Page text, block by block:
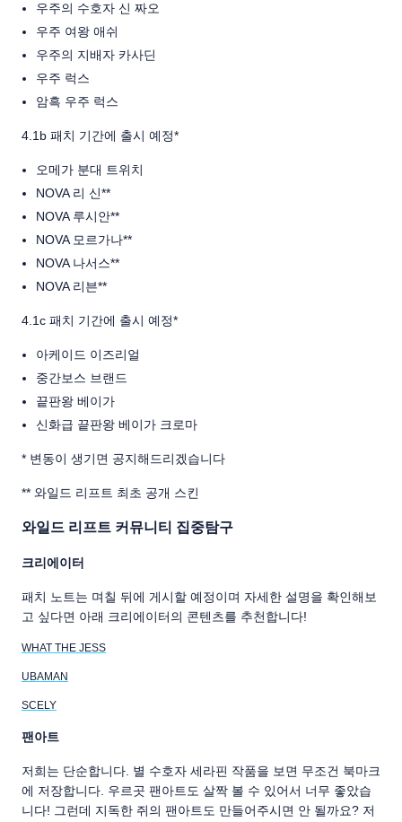
우주의 수호자 신 짜오
우주 여왕 애쉬
우주의 지배자 카사딘
우주 럭스
암흑 우주 럭스
4.1b 패치 기간에 출시 예정*
오메가 분대 트위치
NOVA 리 신**
NOVA 루시안**
NOVA 모르가나**
NOVA 나서스**
NOVA 리븐**
4.1c 패치 기간에 출시 예정*
아케이드 이즈리얼
중간보스 브랜드
끝판왕 베이가
신화급 끝판왕 베이가 크로마
* 변동이 생기면 공지해드리겠습니다
** 와일드 리프트 최초 공개 스킨
와일드 리프트 커뮤니티 집중탐구
크리에이터
패치 노트는 며칠 뒤에 게시할 예정이며 자세한 설명을 확인해보
고 싶다면 아래 크리에이터의 콘텐츠를 추천합니다!
WHAT THE JESS
UBAMAN
SCELY
팬아트
저희는 단순합니다. 별 수호자 세라핀 작품을 보면 무조건 북마크
에 저장합니다. 우르곳 팬아트도 살짝 볼 수 있어서 너무 좋았습
니다! 그런데 지독한 쥐의 팬아트도 만들어주시면 안 될까요? 저